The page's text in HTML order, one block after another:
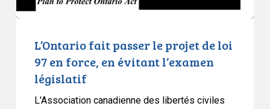
force,
législatif
L’Ontario fait passer le projet de loi
97 en force, en évitant l’examen
législatif
L'Association canadienne des libertés civiles